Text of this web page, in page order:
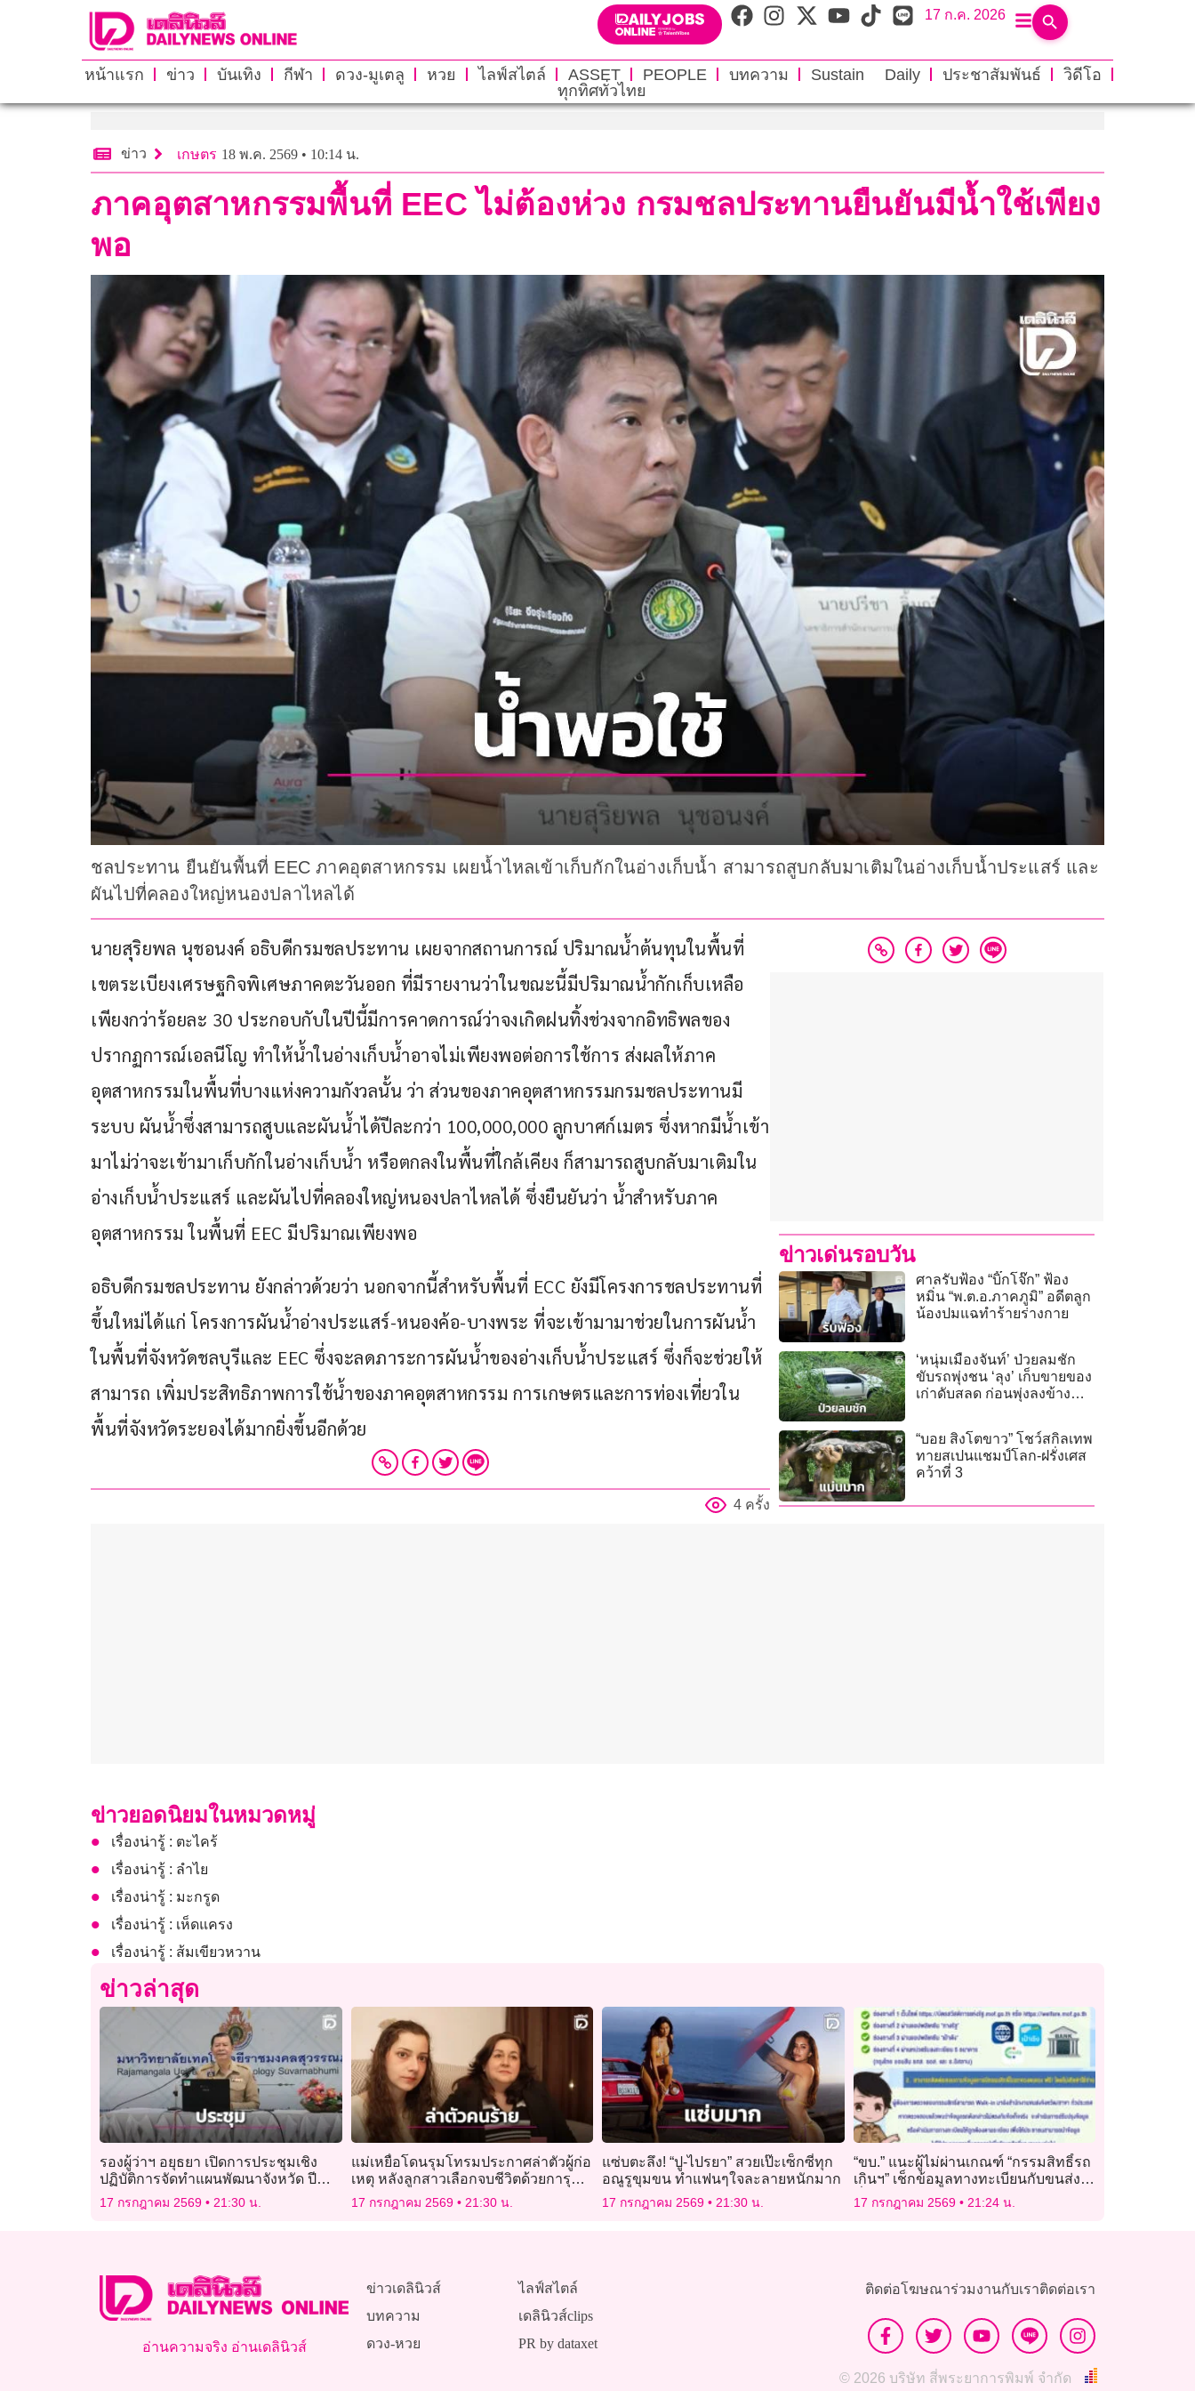
17 ก.ค. 2026
หน้าแรก ข่าว บันเทิง กีฬา ดวง-มูเตลู หวย ไลฟ์สไตล์ ASSET PEOPLE บทความ Sustain Daily ประชาสัมพันธ์
วิดีโอ
ทุกทิศทั่วไทย
ข่าว เกษตร 18 พ.ค. 2569 • 10:14 น.
ภาคอุตสาหกรรมพื้นที่ EEC ไม่ต้องห่วง กรมชลประทานยืนยันมีน้ำใช้เพียง
พอ
ชลประทาน ยืนยันพื้นที่ EEC ภาคอุตสาหกรรม เผยน้ำไหลเข้าเก็บกักในอ่างเก็บน้ำ สามารถสูบกลับมาเติมในอ่างเก็บน้ำประแสร์ และ
ผันไปที่คลองใหญ่หนองปลาไหลได้
นายสุริยพล นุชอนงค์ อธิบดีกรมชลประทาน เผยจากสถานการณ์ ปริมาณน้ำต้นทุนในพื้นที่
เขตระเบียงเศรษฐกิจพิเศษภาคตะวันออก ที่มีรายงานว่าในขณะนี้มีปริมาณน้ำกักเก็บเหลือ
เพียงกว่าร้อยละ 30 ประกอบกับในปีนี้มีการคาดการณ์ว่าจงเกิดฝนทิ้งช่วงจากอิทธิพลของ
ปรากฏการณ์เอลนีโญ ทำให้น้ำในอ่างเก็บน้ำอาจไม่เพียงพอต่อการใช้การ ส่งผลให้ภาค
อุตสาหกรรมในพื้นที่บางแห่งความกังวลนั้น ว่า ส่วนของภาคอุตสาหกรรมกรมชลประทานมี
ระบบ ผันน้ำซึ่งสามารถสูบและผันน้ำได้ปีละกว่า 100,000,000 ลูกบาศก์เมตร ซึ่งหากมีน้ำเข้า
มาไม่ว่าจะเข้ามาเก็บกักในอ่างเก็บน้ำ หรือตกลงในพื้นที่ใกล้เคียง ก็สามารถสูบกลับมาเติมใน
อ่างเก็บน้ำประแสร์ และผันไปที่คลองใหญ่หนองปลาไหลได้ ซึ่งยืนยันว่า น้ำสำหรับภาค
อุตสาหกรรม ในพื้นที่ EEC มีปริมาณเพียงพอ
อธิบดีกรมชลประทาน ยังกล่าวด้วยว่า นอกจากนี้สำหรับพื้นที่ ECC ยังมีโครงการชลประทานที่
ขึ้นใหม่ได้แก่ โครงการผันน้ำอ่างประแสร์-หนองค้อ-บางพระ ที่จะเข้ามามาช่วยในการผันน้ำ
ในพื้นที่จังหวัดชลบุรีและ EEC ซึ่งจะลดภาระการผันน้ำของอ่างเก็บน้ำประแสร์ ซึ่งก็จะช่วยให้
สามารถ เพิ่มประสิทธิภาพการใช้น้ำของภาคอุตสาหกรรม การเกษตรและการท่องเที่ยวใน
พื้นที่จังหวัดระยองได้มากยิ่งขึ้นอีกด้วย
4 ครั้ง
ข่าวเด่นรอบวัน
ศาลรับฟ้อง “บิ๊กโจ๊ก” ฟ้อง
หมิ่น “พ.ต.อ.ภาคภูมิ” อดีตลูก
น้องปมแฉทำร้ายร่างกาย
‘หนุ่มเมืองจันท์’ ป่วยลมชัก
ขับรถพุ่งชน ‘ลุง’ เก็บขายของ
เก่าดับสลด ก่อนพุ่งลงข้าง
“บอย สิงโตขาว” โชว์สกิลเทพ
ทายสเปนแชมป์โลก-ฝรั่งเศส
คว้าที่ 3
ข่าวยอดนิยมในหมวดหมู่
เรื่องน่ารู้ : ตะไคร้
เรื่องน่ารู้ : ลำไย
เรื่องน่ารู้ : มะกรูด
เรื่องน่ารู้ : เห็ดแครง
เรื่องน่ารู้ : ส้มเขียวหวาน
ข่าวล่าสุด
รองผู้ว่าฯ อยุธยา เปิดการประชุมเชิง
ปฏิบัติการจัดทำแผนพัฒนาจังหวัด ปี
2571 – 2575
17 กรกฎาคม 2569 21:30 น.
แม่เหยื่อโดนรุมโทรมประกาศล่าตัวผู้ก่อ
เหตุ หลังลูกสาวเลือกจบชีวิตด้วยการุณย
ฆาต
17 กรกฎาคม 2569 21:30 น.
แซ่บตะลึง! “ปู-ไปรยา” สวยเป๊ะเซ็กซี่ทุก
อณูรูขุมขน ทำแฟนๆใจละลายหนักมาก
17 กรกฎาคม 2569 21:30 น.
“ขบ.” แนะผู้ไม่ผ่านเกณฑ์ “กรรมสิทธิ์รถ
เกินฯ” เช็กข้อมูลทางทะเบียนกับขนส่ง
ทั่วประเทศ ฟรี!
17 กรกฎาคม 2569 21:24 น.
อ่านความจริง อ่านเดลินิวส์
ข่าวเดลินิวส์
บทความ
ดวง-หวย
ไลฟ์สไตล์
เดลินิวส์clips
PR by dataxet
ติดต่อโฆษณาร่วมงานกับเราติดต่อเรา
© 2026 บริษัท สี่พระยาการพิมพ์ จำกัด